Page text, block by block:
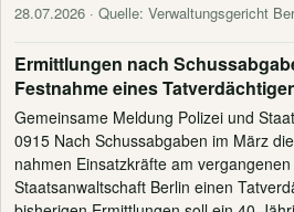
28.07.2026 · Quelle: Verwaltungsgericht
Ermittlungen nach
Festnahme eines
Gemeinsame Meldung Polizei und
0915 Nach Schussabgaben im März
nahmen Einsatzkräfte am
Staatsanwaltschaft Berlin einen